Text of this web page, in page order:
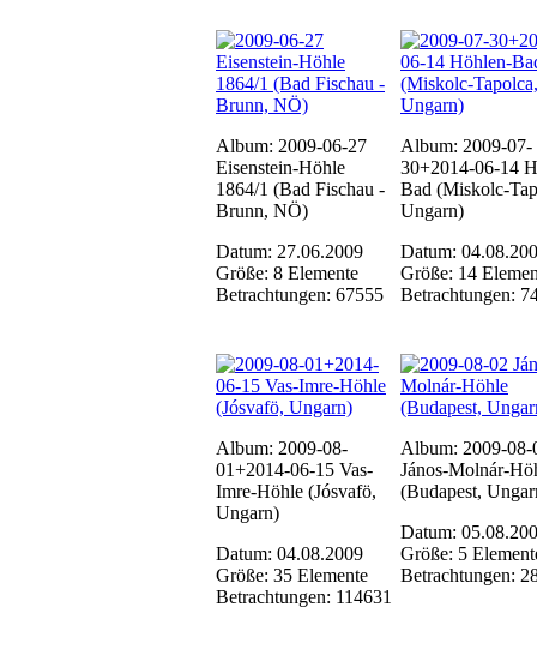
Album: 2009-06-27
Eisenstein-Höhle
1864/1 (Bad Fischau -
Brunn, NÖ)
Datum: 27.06.2009
Größe: 8 Elemente
Betrachtungen: 67555
Album: 2009-07-
30+2014-06-14
Bad (Miskolc-
Ungarn)
Datum:
Größe: 14
Betrachtungen:
Album: 2009-08-
01+2014-06-15 Vas-
Imre-Höhle (Jósvafö,
Ungarn)
Datum: 04.08.2009
Größe: 35 Elemente
Betrachtungen: 114631
Album: 2009-08-
János-Molnár-
(Budapest,
Datum:
Größe: 5
Betrachtungen: